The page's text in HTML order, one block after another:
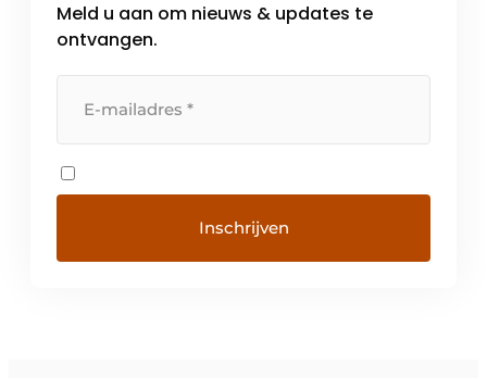
Meld u aan om nieuws & updates te
ontvangen.